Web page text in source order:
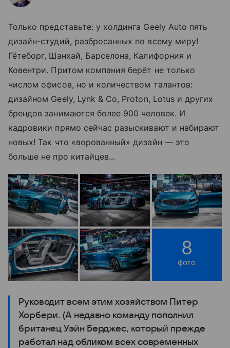
Только представьте: у холдинга Geely Auto пять
дизайн-студий, разбросанных по всему миру!
Гётеборг, Шанхай, Барселона, Калифорния и
Ковентри. Притом компания берёт не только
числом офисов, но и количеством талантов:
дизайном Geely, Lynk & Co, Proton, Lotus и других
брендов занимаются более 900 человек. И
кадровики прямо сейчас разыскивают и набирают
новых! Так что «ворованный» дизайн — это
больше не про китайцев...
8
фото
Руководит всем этим хозяйством Питер
Хорбери. (А недавно команду пополнил
британец Уэйн Берджес, который прежде
работал над обликом всех современных